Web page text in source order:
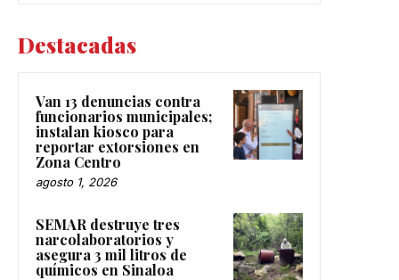
Destacadas
Van 13 denuncias contra
funcionarios municipales;
instalan kiosco para
reportar extorsiones en
Zona Centro
agosto 1, 2026
SEMAR destruye tres
narcolaboratorios y
asegura 3 mil litros de
químicos en Sinaloa